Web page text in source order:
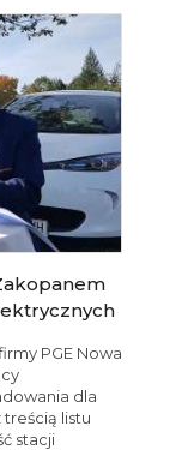
PGE Nowa
dla
listu
stacji